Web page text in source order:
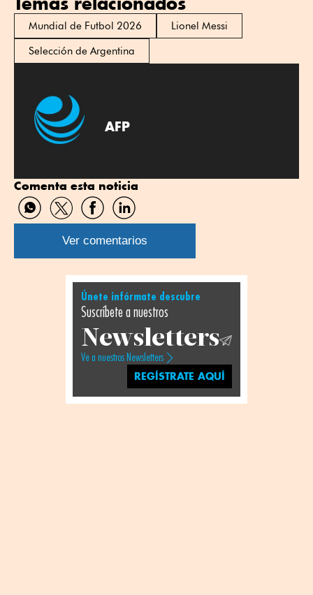
Mundial de Futbol 2026
Lionel Messi
Selección de Argentina
AFP
Comenta esta noticia
Compartir
por
WhatsApp
Compartir
por
Twitter
Compartir
por
Facebook
Compartir
por
Linkedin
Ver comentarios
Únete infórmate descubre
Suscríbete a nuestros
Newsletters
Ve a nuestros Newsletters
REGÍSTRATE AQUÍ